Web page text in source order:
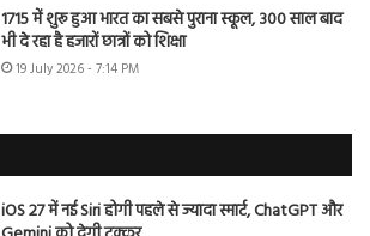
1715 में शुरू हुआ भारत का सबसे पुराना स्कूल, 300 साल बाद
भी दे रहा है हजारों छात्रों को शिक्षा
19 July 2026 - 7:14 PM
iOS 27 में नई Siri होगी पहले से ज्यादा स्मार्ट, ChatGPT और